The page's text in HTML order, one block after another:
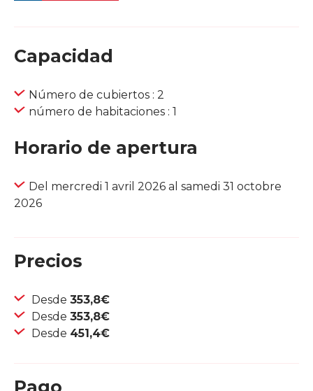
Capacidad
Número de cubiertos : 2
número de habitaciones : 1
Horario de apertura
Del mercredi 1 avril 2026 al samedi 31 octobre
2026
Precios
Desde 353,8€
Desde 353,8€
Desde 451,4€